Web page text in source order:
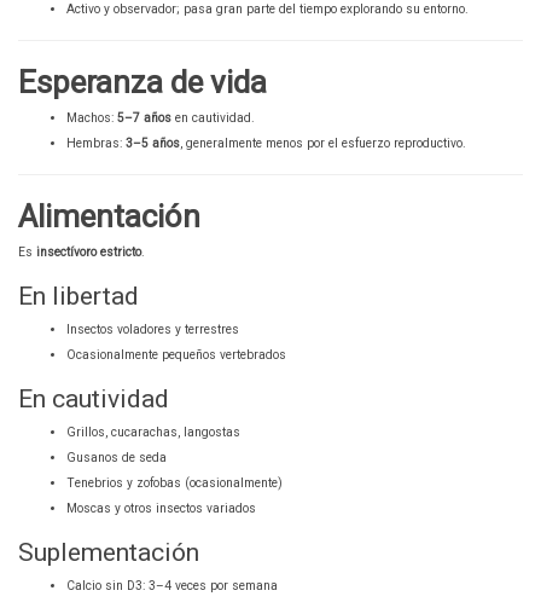
Activo y observador; pasa gran parte del tiempo explorando su entorno.
Esperanza de vida
Machos: 5–7 años en cautividad.
Hembras: 3–5 años , generalmente menos por el esfuerzo reproductivo.
Alimentación
Es insectívoro estricto.
En libertad
Insectos voladores y terrestres
Ocasionalmente pequeños vertebrados
En cautividad
Grillos, cucarachas, langostas
Gusanos de seda
Tenebrios y zofobas (ocasionalmente)
Moscas y otros insectos variados
Suplementación
Calcio sin D3: 3–4 veces por semana